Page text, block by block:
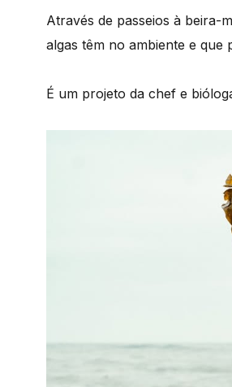
Através de passeios à beira-
algas têm no ambiente e que
É um projeto da chef e